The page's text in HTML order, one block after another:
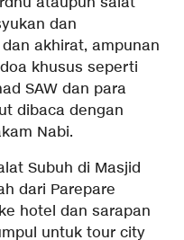
dan
akhirat, ampunan
khusus seperti
SAW dan para
dibaca dengan
Nabi.
Subuh di Masjid
dari Parepare
hotel dan sarapan
untuk tour city